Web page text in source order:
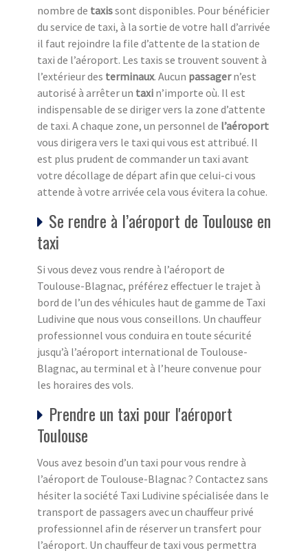
nombre de taxissont disponibles. Pour bénéficier
du service de taxi, à la sortie de votre hall d’arrivée
il faut rejoindre la file d’attente de la station de
taxi de l’aéroport. Les taxis se trouvent souvent à
l’extérieur des terminaux. Aucun passagern’est
autorisé à arrêter un taxi n’importe où. Il est
indispensable de se diriger vers la zone d’attente
de taxi. A chaque zone, un personnel de l’aéroport
vous dirigera vers le taxi qui vous est attribué. Il
est plus prudent de commander un taxi avant
votre décollage de départ afin que celui-ci vous
attende à votre arrivée cela vous évitera la cohue.
Se rendre à l’aéroport de Toulouse en
taxi
Si vous devez vous rendre à l’aéroport de
Toulouse-Blagnac, préférez effectuer le trajet à
bord de l’un des véhicules haut de gamme de Taxi
Ludivine que nous vous conseillons. Un chauffeur
professionnel vous conduira en toute sécurité
jusqu’à l’aéroport international de Toulouse-
Blagnac, au terminal et à l’heure convenue pour
les horaires des vols.
Prendre un taxi pour l'aéroport
Toulouse
Vous avez besoin d’un taxi pour vous rendre à
l’aéroport de Toulouse-Blagnac ? Contactez sans
hésiter la société Taxi Ludivine spécialisée dans le
transport de passagers avec un chauffeur privé
professionnel afin de réserver un transfert pour
l’aéroport. Un chauffeur de taxi vous permettra